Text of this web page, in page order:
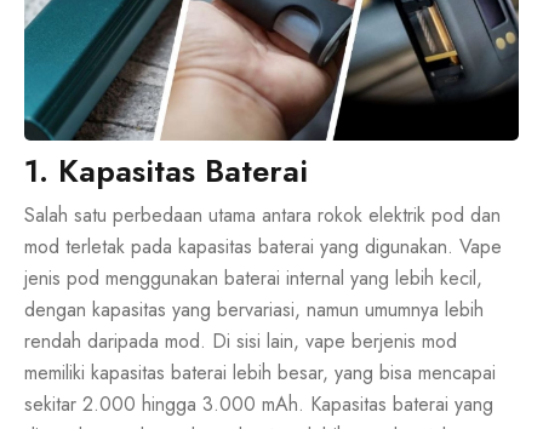
1. Kapasitas Baterai
Salah satu perbedaan utama antara rokok elektrik pod dan
mod terletak pada kapasitas baterai yang digunakan. Vape
jenis pod menggunakan baterai internal yang lebih kecil,
dengan kapasitas yang bervariasi, namun umumnya lebih
rendah daripada mod. Di sisi lain, vape berjenis mod
memiliki kapasitas baterai lebih besar, yang bisa mencapai
sekitar 2.000 hingga 3.000 mAh. Kapasitas baterai yang